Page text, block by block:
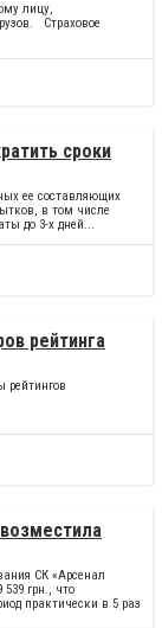
лицу,
Страховое
сроки
ее составляющих
в том числе
до 3-х дней...
рейтинга
рейтингов
СК «Арсенал
539 грн., что
практически в 5 раз